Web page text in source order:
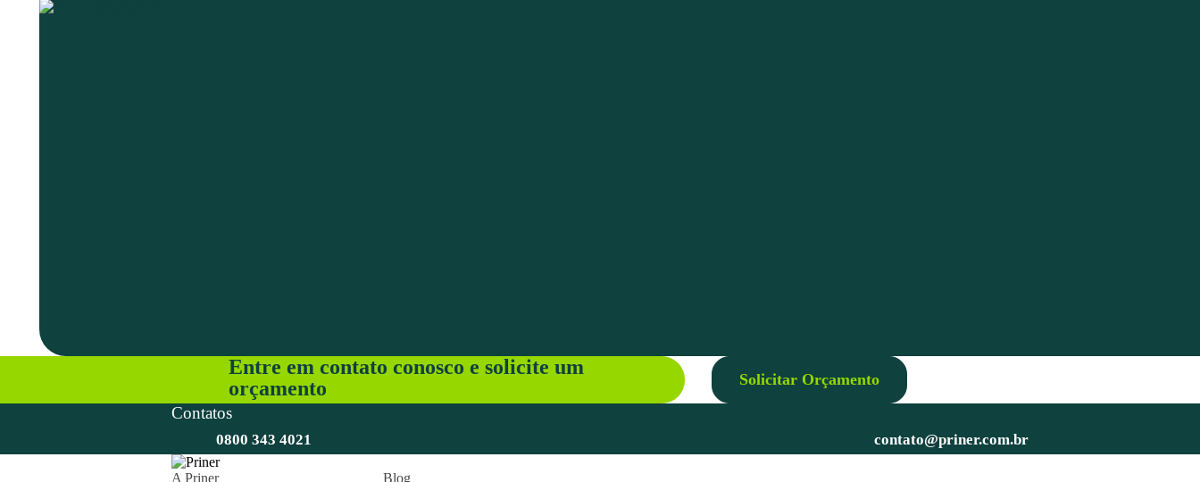
Entre em contato conosco e solicite um
orçamento
Solicitar Orçamento
Contatos
0800 343 4021 contato@priner.com.br
A Priner Blog